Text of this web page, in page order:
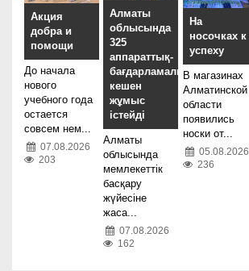
Акция
добра и
помощи
До начала
нового
учебного года
остается
совсем нем...
07.08.2026
203
Алматы
облысында
325
аппараттық-
бағдарламалық
кешен
жұмыс
істейді
Алматы
облысында
мемлекеттік
басқару
жүйесіне
жаса...
07.08.2026
162
На
носочках к
успеху
В магазинах
Алматинской
области
появились
носки от...
05.08.2026
236